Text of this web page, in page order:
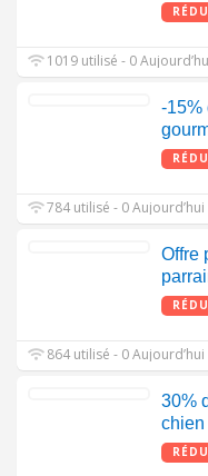
1019 utilisé - 0
-15%
784 utilisé - 0 Aujourd’hui
Offre
864 utilisé - 0 Aujourd’hui
30%
chien